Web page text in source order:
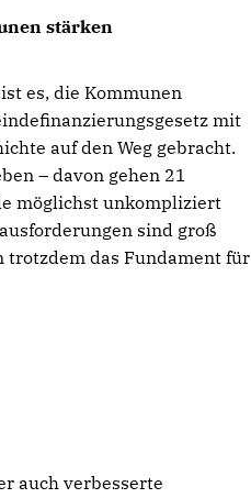
stärken
es, die Kommunen
mit
auf den Weg gebracht.
– davon gehen 21
möglichst unkompliziert
sind groß
trotzdem das Fundament für
auch verbesserte